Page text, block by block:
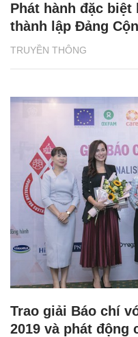
TRUYỀN THÔNG
Phát hành đặc biệt
thành lập Đảng
Trao giải Báo chí
2019 và phát động